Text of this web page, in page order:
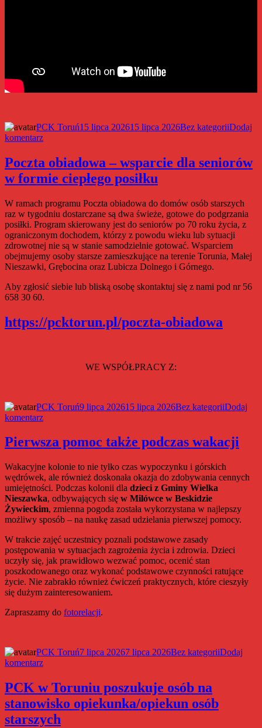
Autor
PCK ToruńData
15 lipca 202615 lipca 2026Kategorie
Bez kategoriiDodaj
komentarzdo
Czerwony
Krzyż
w
ze
wsparciem
Urzędu
Marszałkowskiego
Poczta obiadowa – wsparcie dla seniorów
w formie ciepłego posiłku
W ramach programu Poczta obiadowa do domów osób starszych
raz w tygodniu dostarczane są dwa świeże, gotowe do podgrzania
posiłki. Program skierowany jest do seniorów po 70 roku życia, z
ograniczonym dochodem, którzy z powodu wieku lub sytuacji
zdrowotnej nie są w stanie samodzielnie gotować. Wsparciem
obejmujemy osoby starsze zamieszkujące na terenie Torunia, Małej
Nieszawki, Grębocina oraz Lubicza Dolnego i Górnego.
Aby zgłosić siebie lub bliską osobę skontaktuj się z nami pod nr 56
658 30 60.
https://pcktorun.pl/poczta-obiadowa
WE WSPÓŁPRACY Z:
Autor
PCK ToruńData
9 lipca 202615 lipca 2026Kategorie
Bez kategoriiDodaj
komentarzdo
obiadowa
–
dla
seniorów
w
formie
ciepłego
posiłku
Pierwsza pomoc także podczas wakacji
Wakacyjne kolonie to nie tylko czas wypoczynku i górskich
wędrówek, ale również doskonała okazja do zdobywania cennych
umiejętności. Podczas kolonii dla dzieci z Gminy Wielka
Nieszawka, odbywających się w Milówce w Beskidzie
Żywieckim, zmienna pogoda została wykorzystana w najlepszy
możliwy sposób – na naukę zasad udzielania pierwszej pomocy.
W trakcie zajęć uczestnicy poznali podstawowe zasady
postępowania w sytuacjach zagrożenia życia i zdrowia. Dzieci
uczyły się, jak prawidłowo wezwać pomoc, ocenić stan
poszkodowanego oraz wykonać podstawowe czynności ratujące
życie. Nie zabrakło również ćwiczeń praktycznych, które cieszyły
się dużym zainteresowaniem.
Zapraszamy do fotorelacji.
Autor
PCK ToruńData
7 lipca 20267 lipca 2026Kategorie
Bez kategoriiDodaj
komentarzdo
pomoc
także
podczas
wakacji
PCK w Toruniu poszukuje osób na
stanowisko opiekunka/opiekun osób
starszych